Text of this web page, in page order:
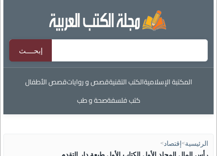
المكتبة الإسلاميةالكتب التقنيةقصص و رواياتقصص الأطفال
كتب فلسفةصحة و طب
الرئيسية> إقتصاد>